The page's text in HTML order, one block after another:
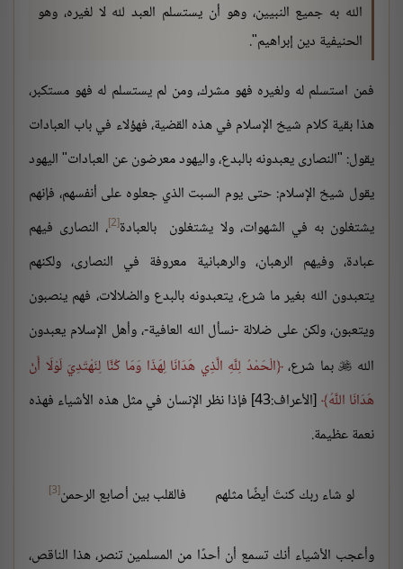
الله به جميع النبيين، وهو أن يستسلم العبد لله لا لغيره، وهو
الحنيفية دين إبراهيم".
فمن استسلم له ولغيره فهو مشرك، ومن لم يستسلم له فهو مستكبر،
هذا بقية كلام شيخ الإسلام في هذه القضية، فهؤلاء في باب العبادات
يقول: "النصارى يعبدونه بالبدع، واليهود معرضون عن العبادات" اليهود
يقول شيخ الإسلام: حتى يوم السبت الذي جعلوه على أنفسهم، فإنهم
يشتغلون به في الشهوات، ولا يشتغلون بالعبادة[2] ، النصارى فيهم
عبادة، وفيهم الرهبان، والرهبانية معروفة في النصارى، ولكنهم
يتعبدون الله بغير ما شرع، يتعبدونه بالبدع والضلالات، فهم ينصبون
ويتعبون، ولكن على ضلالة -نسأل الله العافية-، وأهل الإسلام يعبدون
الله بما شرع، الْحَمْدُ لِلَّهِ الَّذِي هَدَانَا لِهَذَا وَمَا كُنَّا لِنَهْتَدِيَ لَوْلَا أَنْ
هَدَانَا اللَّهُ
[الأعراف:43] فإذا نظر الإنسان في مثل هذه الأشياء فهذه
نعمة عظيمة.
لو شاء ربك كنتَ أيضًا مثلهم فالقلب بين أصابع الرحمن[3]
وأعجب الأشياء أنك تسمع أن أحدًا من المسلمين تنصر، هذا الناقص،